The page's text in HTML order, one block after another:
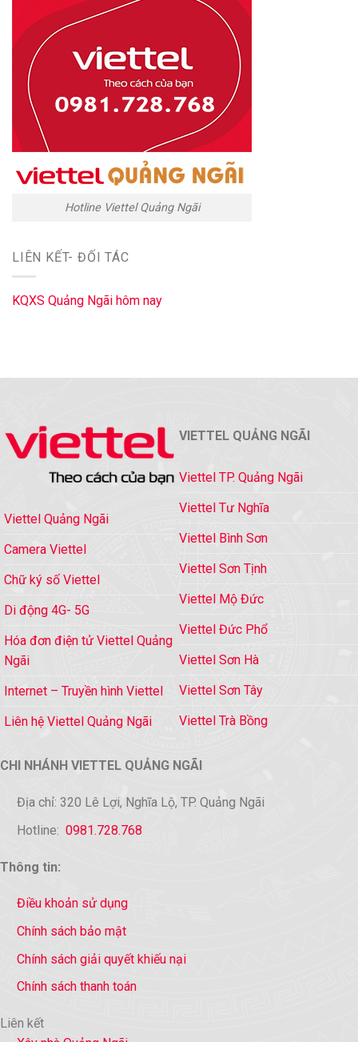
Hotline Viettel Quảng Ngãi
LIÊN KẾT- ĐỐI TÁC
KQXS Quảng Ngãi hôm nay
Viettel Quảng Ngãi
Camera Viettel
Chữ ký số Viettel
Di động 4G- 5G
Hóa đơn điện tử Viettel Quảng
Ngãi
Internet – Truyền hình Viettel
Liên hệ Viettel Quảng Ngãi
VIETTEL QUẢNG NGÃI
Viettel TP. Quảng Ngãi
Viettel Tư Nghĩa
Viettel Bình Sơn
Viettel Sơn Tịnh
Viettel Mộ Đức
Viettel Đức Phổ
Viettel Sơn Hà
Viettel Sơn Tây
Viettel Trà Bồng
CHI NHÁNH VIETTEL QUẢNG NGÃI
Địa chỉ: 320 Lê Lợi, Nghĩa Lộ, TP. Quảng Ngãi
Hotline: 0981.728.768
Thông tin:
Điều khoản sử dụng
Chính sách bảo mật
Chính sách giải quyết khiếu nại
Chính sách thanh toán
Liên kết